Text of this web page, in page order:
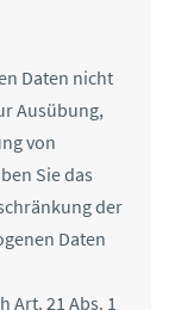
Daten nicht
Ausübung,
von
Sie das
der
Daten
Art. 21 Abs. 1